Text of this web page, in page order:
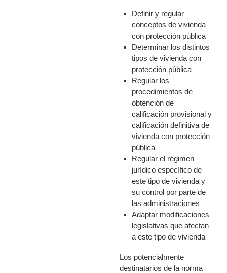
Definir y regular
conceptos de vivienda
con protección pública
Determinar los distintos
tipos de vivienda con
protección pública
Regular los
procedimientos de
obtención de
calificación provisional y
calificación definitiva de
vivienda con protección
pública
Regular el régimen
jurídico específico de
este tipo de vivienda y
su control por parte de
las administraciones
Adaptar modificaciones
legislativas que afectan
a este tipo de vivienda
Los potencialmente
destinatarios de la norma